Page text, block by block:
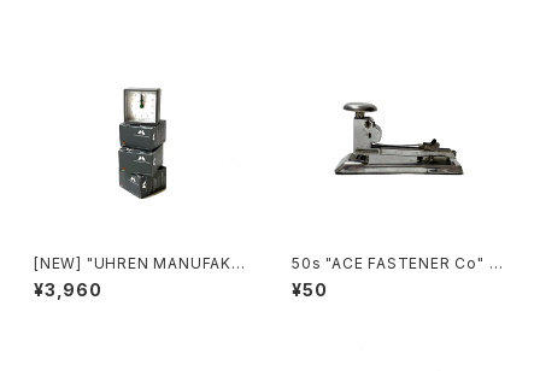
[NEW] "UHREN MANUFAKT
UR SCHWARZWALD" QUAR
TS ALARM CLOCKS
¥3,960
50s "ACE FASTENER Co" 4
02 STAPLER
¥50